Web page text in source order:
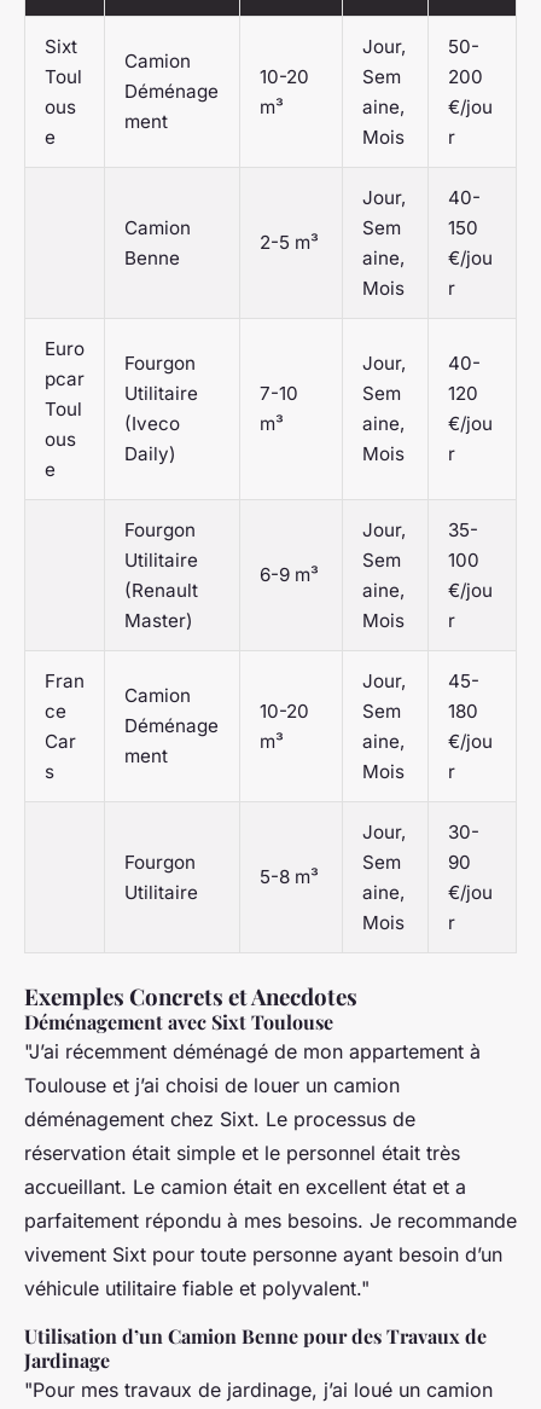
Sixt
Toul
ous
e
Camion
Déménage
ment
10-20
m³
Jour,
Sem
aine,
Mois
50-
200
€/jou
r
Camion
Benne
2-5 m³
Jour,
Sem
aine,
Mois
40-
150
€/jou
r
Euro
pcar
Toul
ous
e
Fourgon
Utilitaire
(Iveco
Daily)
7-10
m³
Jour,
Sem
aine,
Mois
40-
120
€/jou
r
Fourgon
Utilitaire
(Renault
Master)
6-9 m³
Jour,
Sem
aine,
Mois
35-
100
€/jou
r
Fran
ce
Car
s
Camion
Déménage
ment
10-20
m³
Jour,
Sem
aine,
Mois
45-
180
€/jou
r
Fourgon
Utilitaire
5-8 m³
Jour,
Sem
aine,
Mois
30-
90
€/jou
r
Exemples Concrets et Anecdotes
Déménagement avec Sixt Toulouse
"J’ai récemment déménagé de mon appartement à
Toulouse et j’ai choisi de louer un camion
déménagement chez Sixt. Le processus de
réservation était simple et le personnel était très
accueillant. Le camion était en excellent état et a
parfaitement répondu à mes besoins. Je recommande
vivement Sixt pour toute personne ayant besoin d’un
véhicule utilitaire fiable et polyvalent."
Utilisation d’un Camion Benne pour des Travaux de
Jardinage
"Pour mes travaux de jardinage, j’ai loué un camion